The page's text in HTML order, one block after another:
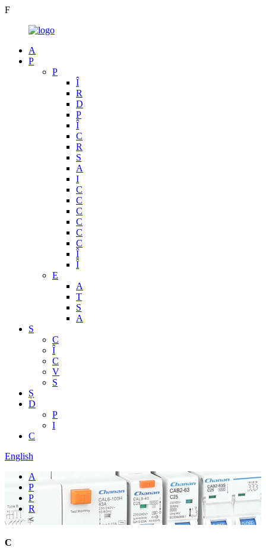
F
A
P
P
Î
R
D
P
Î
C
R
S
A
I
C
C
C
C
C
C
Î
Î
E
A
T
S
A
S
C
Î
C
V
S
Ș
D
P
I
C
English
A
P
P
R
<
C